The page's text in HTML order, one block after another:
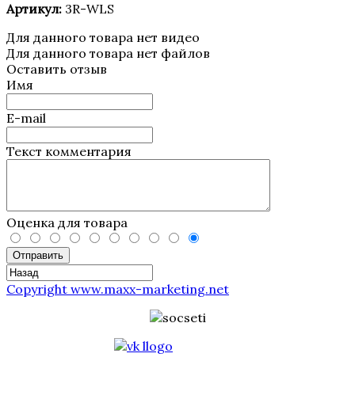
Артикул: 3R-WLS
Для данного товара нет видео
Для данного товара нет файлов
Оставить отзыв
Имя
E-mail
Текст комментария
Оценка для товара
Отправить
Copyright www.maxx-marketing.net